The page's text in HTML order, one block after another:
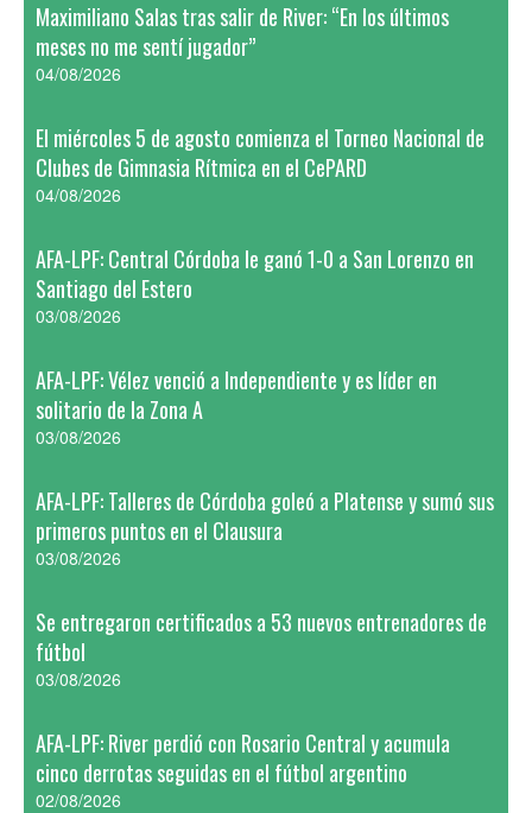
Maximiliano Salas tras salir de River: “En los últimos
meses no me sentí jugador”
04/08/2026
El miércoles 5 de agosto comienza el Torneo Nacional de
Clubes de Gimnasia Rítmica en el CePARD
04/08/2026
AFA-LPF: Central Córdoba le ganó 1-0 a San Lorenzo en
Santiago del Estero
03/08/2026
AFA-LPF: Vélez venció a Independiente y es líder en
solitario de la Zona A
03/08/2026
AFA-LPF: Talleres de Córdoba goleó a Platense y sumó sus
primeros puntos en el Clausura
03/08/2026
Se entregaron certificados a 53 nuevos entrenadores de
fútbol
03/08/2026
AFA-LPF: River perdió con Rosario Central y acumula
cinco derrotas seguidas en el fútbol argentino
02/08/2026